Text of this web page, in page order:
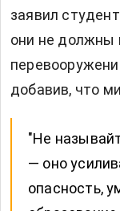
заявил
они не должны
добавив, что
"Не
— оно
опасность,